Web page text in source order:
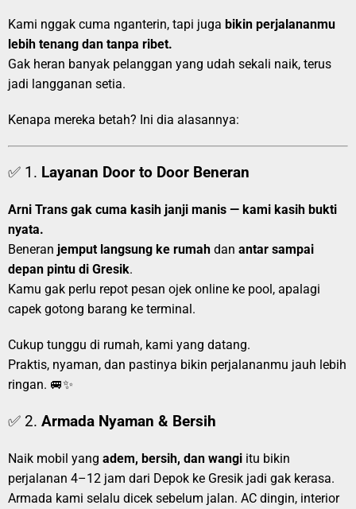
Kami nggak cuma nganterin, tapi juga bikin perjalananmu
lebih tenang dan tanpa ribet.
Gak heran banyak pelanggan yang udah sekali naik, terus
jadi langganan setia.
Kenapa mereka betah? Ini dia alasannya:
✅ 1. Layanan Door to Door Beneran
Arni Trans gak cuma kasih janji manis — kami kasih bukti
nyata.
Beneran jemput langsung ke rumah dan antar sampai
depan pintu di Gresik.
Kamu gak perlu repot pesan ojek online ke pool, apalagi
capek gotong barang ke terminal.
Cukup tunggu di rumah, kami yang datang.
Praktis, nyaman, dan pastinya bikin perjalananmu jauh lebih
ringan. 🚐✨
✅ 2. Armada Nyaman & Bersih
Naik mobil yang adem, bersih, dan wangi itu bikin
perjalanan 4–12 jam dari Depok ke Gresik jadi gak kerasa.
Armada kami selalu dicek sebelum jalan. AC dingin, interior